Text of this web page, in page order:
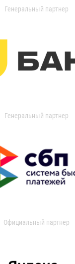
Генеральный партнер
Генеральный партнер
Официальный партнер